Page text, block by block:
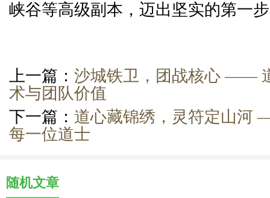
峡谷等高级副本，迈出坚实的第一
上一篇： 沙城铁卫，团战核心 ——
术与团队价值
下一篇： 道心藏锦绣，灵符定山河
每一位道士
随机文章